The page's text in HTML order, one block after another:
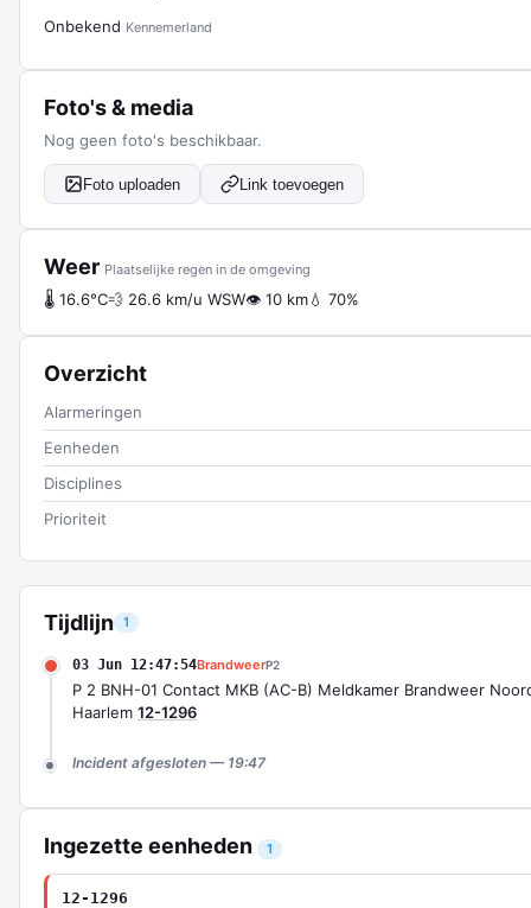
Tijdlijn 1
03 Jun 12:47:54BrandweerP2
P 2 BNH-01 Contact MKB (AC-B) Meldkamer Brandweer
Haarlem 12-1296
Incident afgesloten — 19:47
Ingezette eenheden 1
12-1296
Onbekend Kennemerland
Foto's & media
Nog geen foto's beschikbaar.
Foto uploaden Link toevoegen
Weer Plaatselijke regen in de omgeving
🌡 16.6°C💨 26.6 km/u WSW👁 10 km💧 70%
Overzicht
Alarmeringen
Eenheden
Disciplines
Prioriteit